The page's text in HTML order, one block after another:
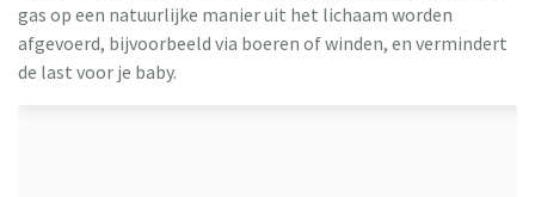
gas op een natuurlijke manier uit het lichaam worden
afgevoerd, bijvoorbeeld via boeren of winden, en vermindert
de last voor je baby.